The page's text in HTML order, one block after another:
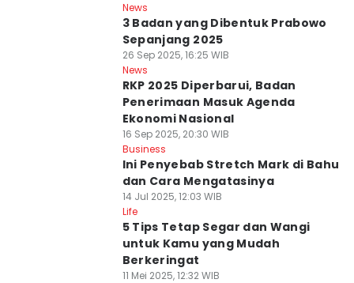
News
3 Badan yang Dibentuk Prabowo
Sepanjang 2025
26 Sep 2025, 16:25 WIB
News
RKP 2025 Diperbarui, Badan
Penerimaan Masuk Agenda
Ekonomi Nasional
16 Sep 2025, 20:30 WIB
Business
Ini Penyebab Stretch Mark di Bahu
dan Cara Mengatasinya
14 Jul 2025, 12:03 WIB
Life
5 Tips Tetap Segar dan Wangi
untuk Kamu yang Mudah
Berkeringat
11 Mei 2025, 12:32 WIB